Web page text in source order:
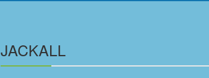
JACKALL